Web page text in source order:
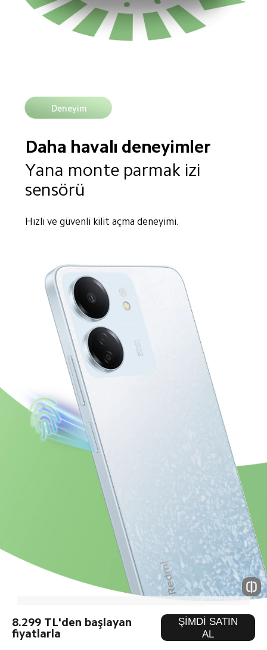
8.299 TL'den başlayan
fiyatlarla
ŞİMDİ SATIN
AL
Deneyim
Daha havalı deneyimler
Yana monte parmak izi
sensörü
Hızlı ve güvenli kilit açma deneyimi.
3,5 mm kulaklık jakı
MIUI 14*